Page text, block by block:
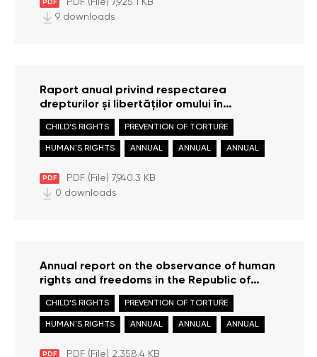
PDF
9 downloads
Raport anual privind respectarea
drepturilor și libertăților omului în
Republica Moldova în anul 2022
PDF PDF (File) 7,940.3 KB
CHILD’S RIGHTS PREVENTION OF TORTURE
HUMAN'S RIGHTS ANNUAL ANNUAL ANNUAL
0 downloads
Annual report on the observance of human
rights and freedoms in the Republic of
Moldova in 2021
PDF PDF (File) 2,358.4 KB
CHILD’S RIGHTS PREVENTION OF TORTURE
HUMAN'S RIGHTS ANNUAL ANNUAL ANNUAL